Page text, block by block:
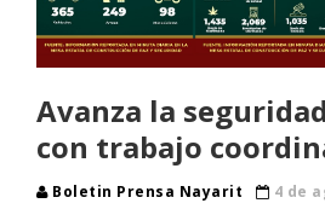
Avanza la
con trabajo
Boletin Prensa Nayarit
4 de